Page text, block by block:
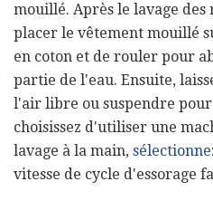
mouillé. Après le lavage
placer le vêtement mouillé
en coton et de rouler pour
partie de l'eau. Ensuite,
l'air libre ou suspendre
choisissez d'utiliser une
lavage à la main,
vitesse de cycle d'essorage